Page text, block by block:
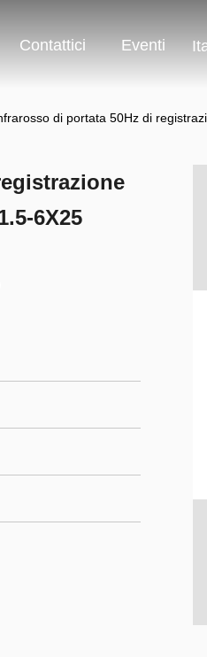
Contattici Eventi
di portata 50Hz di
6X25